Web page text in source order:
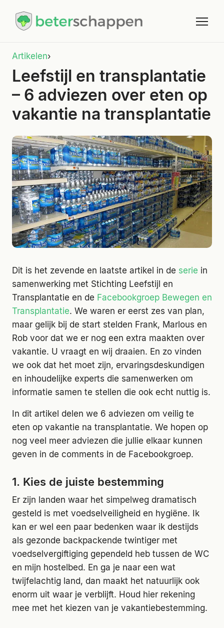
Artikelen›
Leefstijl en transplantatie
– 6 adviezen over eten op
vakantie na transplantatie
Dit is het zevende en laatste artikel in de serie in
samenwerking met Stichting Leefstijl en
Transplantatie en de Facebookgroep Bewegen en
Transplantatie. We waren er eerst zes van plan,
maar gelijk bij de start stelden Frank, Marlous en
Rob voor dat we er nog een extra maakten over
vakantie. U vraagt en wij draaien. En zo vinden
we ook dat het moet zijn, ervaringsdeskundigen
en inhoudelijke experts die samenwerken om
informatie samen te stellen die ook echt nuttig is.
In dit artikel delen we 6 adviezen om veilig te
eten op vakantie na transplantatie. We hopen op
nog veel meer adviezen die jullie elkaar kunnen
geven in de comments in de Facebookgroep.
1. Kies de juiste bestemming
Er zijn landen waar het simpelweg dramatisch
gesteld is met voedselveiligheid en hygiëne. Ik
kan er wel een paar bedenken waar ik destijds
als gezonde backpackende twintiger met
voedselvergiftiging gependeld heb tussen de WC
en mijn hostelbed. En ga je naar een wat
twijfelachtig land, dan maakt het natuurlijk ook
enorm uit waar je verblijft. Houd hier rekening
mee met het kiezen van je vakantiebestemming.